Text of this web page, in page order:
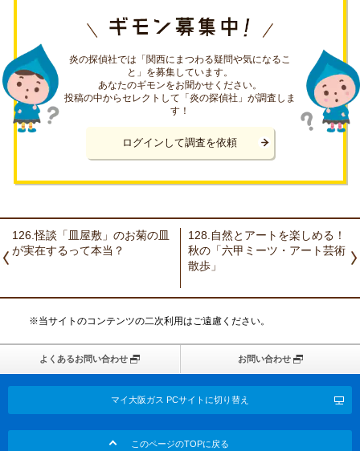
炎の探偵社では「関西にまつわる疑問や気になるこ
と」を募集しています。
あなたのギモンをお聞かせください。
投稿の中からセレクトして「炎の探偵社」が調査しま
す！
ログインして調査を依頼
126.怪談「皿屋敷」のお菊の皿
が実在するって本当？
128.自然とアートを楽しめる！
秋の「六甲ミーツ・アート芸術
散歩」
※当サイトのコンテンツの二次利用はご遠慮ください。
よくあるお問い合わせ お問い合わせ
マイ大阪ガス PCサイトに切り替え
このページのTOPに戻る